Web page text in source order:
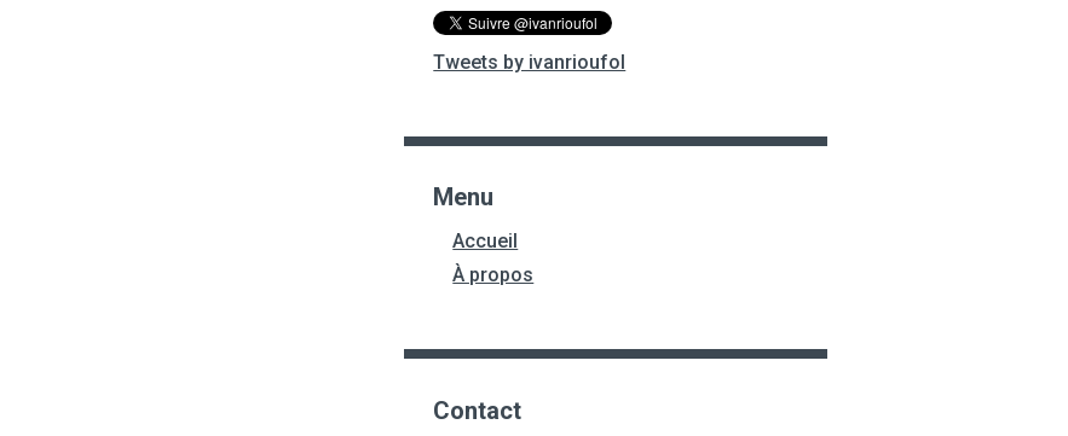
Tweets by ivanrioufol
Menu
Accueil
À propos
Contact